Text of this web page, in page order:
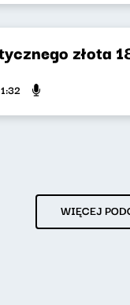
złota
WIĘCEJ